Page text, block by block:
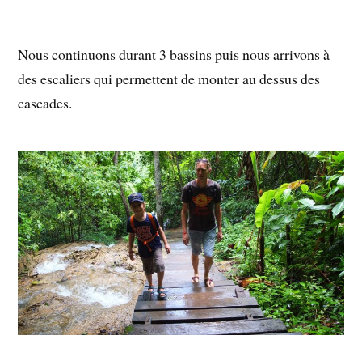
Nous continuons durant 3 bassins puis nous arrivons à
des escaliers qui permettent de monter au dessus des
cascades.